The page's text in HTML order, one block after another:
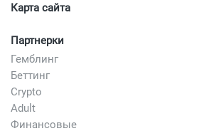
Карта сайта
Партнерки
Гемблинг
Беттинг
Crypto
Adult
Финансовые